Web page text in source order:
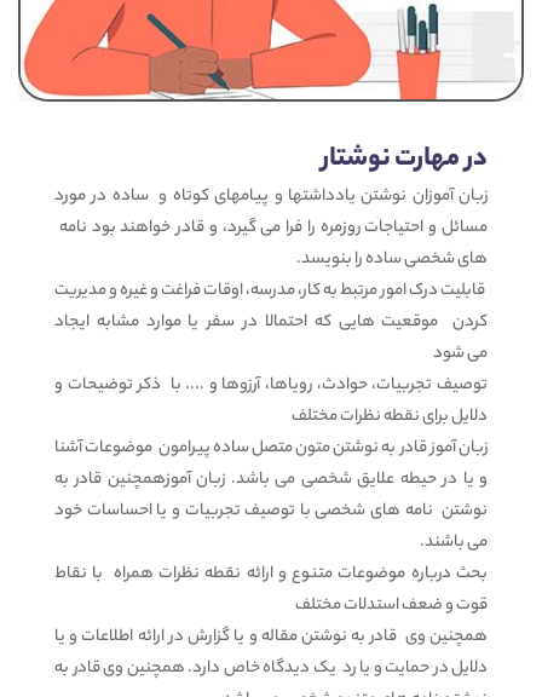
در مهارت نوشتار
زبان آموزان نوشتن یادداشتها و پیامهای کوتاه و ساده در مورد
مسائل و احتیاجات روزمره را فرا می گیرد، و قادر خواهند بود نامه
های شخصی ساده را بنویسد.
قابلیت درک امور مرتبط به کار، مدرسه، اوقات فراغت و غیره و مدیریت
کردن موقعیت هایی که احتمالا در سفر یا موارد مشابه ایجاد
می شود
توصیف تجربیات، حوادث، رویاها، آرزوها و .... با ذکر توضیحات و
دلایل برای نقطه نظرات مختلف
زبان آموز قادر به نوشتن متون متصل ساده پیرامون موضوعات آشنا
و یا در حیطه علایق شخصی می باشد. زبان آموزهمچنین قادر به
نوشتن نامه های شخصی با توصیف تجربیات و یا احساسات خود
می باشند.
بحث درباره موضوعات متنوع و ارائه نقطه نظرات همراه با نقاط
قوت و ضعف استدلات مختلف
همچنین وی قادر به نوشتن مقاله و یا گزارش در ارائه اطلاعات و یا
دلایل در حمایت و یا رد یک دیدگاه خاص دارد. همچنین وی قادر به